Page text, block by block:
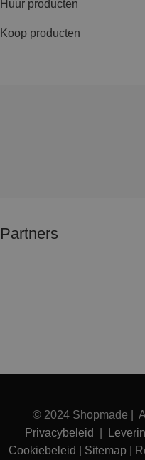
Huur producten
Koop producten
Partners
© 2024 Shopmade |
Privacybeleid
Cookiebeleid
Sitemap |